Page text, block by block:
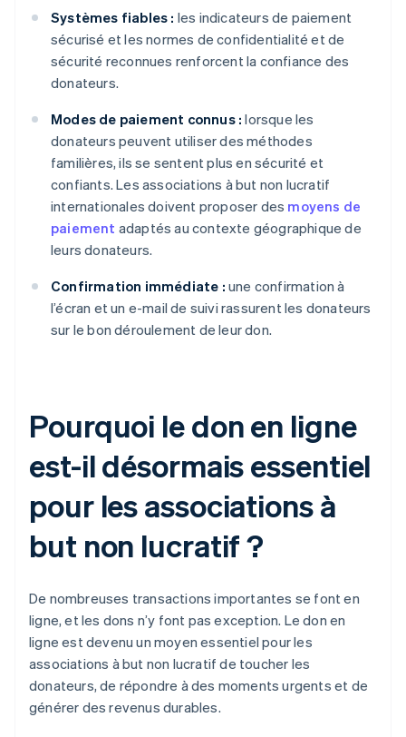
Systèmes fiables : les indicateurs de paiement
sécurisé et les normes de confidentialité et de
sécurité reconnues renforcent la confiance des
donateurs.
Modes de paiement connus : lorsque les
donateurs peuvent utiliser des méthodes
familières, ils se sentent plus en sécurité et
confiants. Les associations à but non lucratif
internationales doivent proposer des moyens de
paiement adaptés au contexte géographique de
leurs donateurs.
Confirmation immédiate : une confirmation à
l’écran et un e-mail de suivi rassurent les donateurs
sur le bon déroulement de leur don.
Pourquoi le don en ligne
est-il désormais essentiel
pour les associations à
but non lucratif ?
De nombreuses transactions importantes se font en
ligne, et les dons n’y font pas exception. Le don en
ligne est devenu un moyen essentiel pour les
associations à but non lucratif de toucher les
donateurs, de répondre à des moments urgents et de
générer des revenus durables.